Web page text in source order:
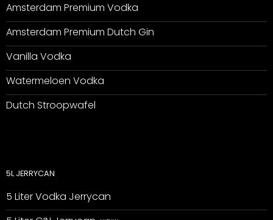
Amsterdam Premium Vodka
Amsterdam Premium Dutch Gin
Vanilla Vodka
Watermeloen Vodka
Dutch Stroopwafel
5L JERRYCAN
5 Liter Vodka Jerrycan